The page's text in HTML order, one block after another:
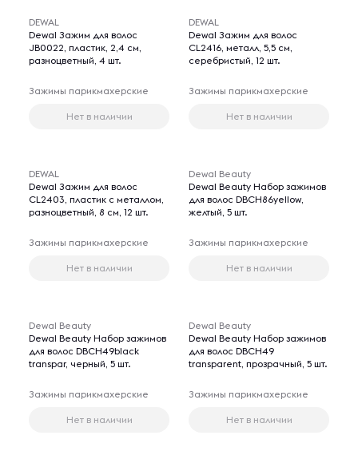
DEWAL
Dewal Зажим для волос
JB0022, пластик, 2,4 см,
разноцветный, 4 шт.
Зажимы парикмахерские
Нет в наличии
DEWAL
Dewal Зажим для волос
CL2416, металл, 5,5 см,
серебристый, 12 шт.
Зажимы парикмахерские
Нет в наличии
DEWAL
Dewal Зажим для волос
CL2403, пластик с металлом,
разноцветный, 8 см, 12 шт.
Зажимы парикмахерские
Нет в наличии
Dewal Beauty
Dewal Beauty Набор зажимов
для волос DBCH86yellow,
желтый, 5 шт.
Зажимы парикмахерские
Нет в наличии
Dewal Beauty
Dewal Beauty Набор зажимов
для волос DBCH49black
transpar, черный, 5 шт.
Зажимы парикмахерские
Нет в наличии
Dewal Beauty
Dewal Beauty Набор зажимов
для волос DBCH49
transparent, прозрачный, 5 шт.
Зажимы парикмахерские
Нет в наличии